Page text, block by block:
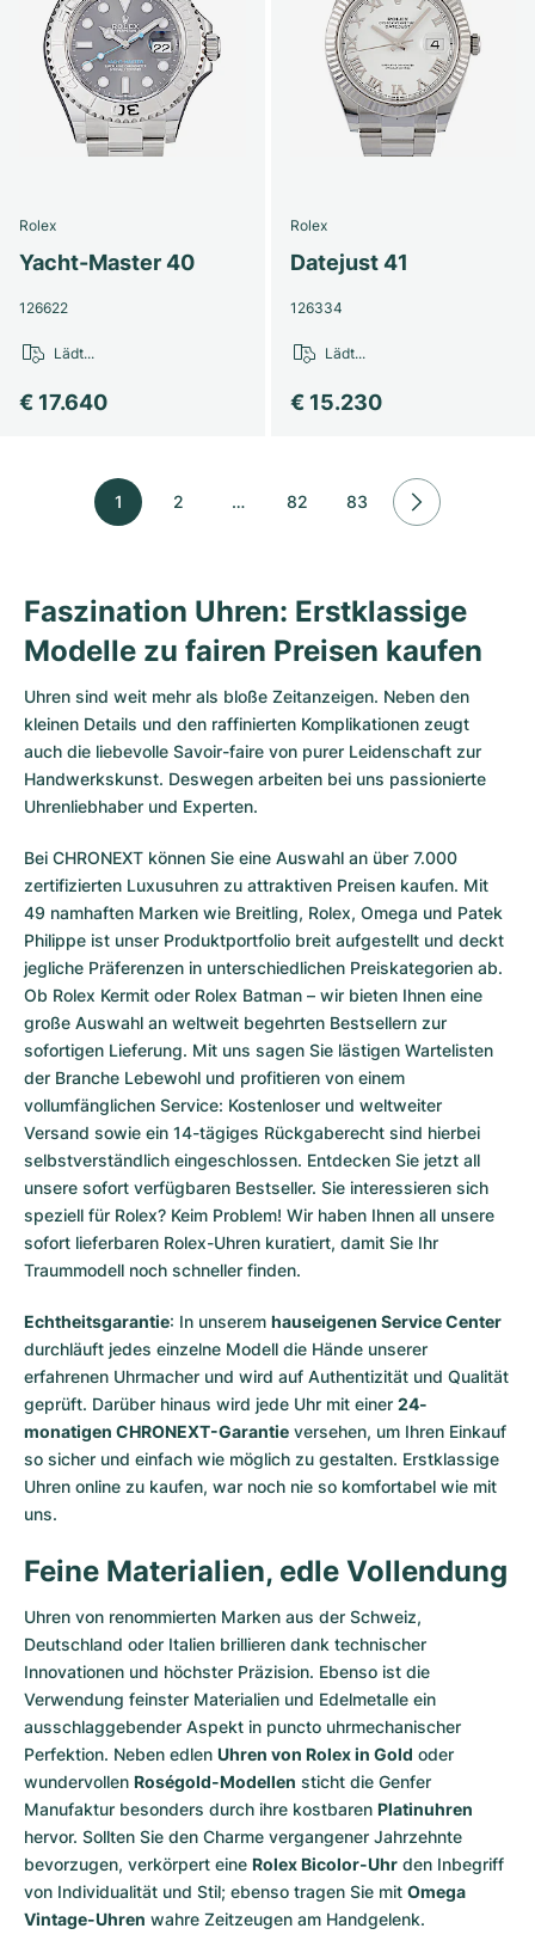
Rolex
Yacht-Master 40
126622
€ 17.640
Lädt...
Rolex
Datejust 41
126334
€ 15.230
Lädt...
1 2 … 82 83
Faszination Uhren: Erstklassige
Modelle zu fairen Preisen kaufen
Uhren sind weit mehr als bloße Zeitanzeigen. Neben den
kleinen Details und den raffinierten Komplikationen zeugt
auch die liebevolle Savoir-faire von purer Leidenschaft zur
Handwerkskunst. Deswegen arbeiten bei uns passionierte
Uhrenliebhaber und Experten.
Bei CHRONEXT können Sie eine Auswahl an über 7.000
zertifizierten Luxusuhren zu attraktiven Preisen kaufen. Mit
49 namhaften Marken wie Breitling, Rolex, Omega und Patek
Philippe ist unser Produktportfolio breit aufgestellt und deckt
jegliche Präferenzen in unterschiedlichen Preiskategorien ab.
Ob Rolex Kermit oder Rolex Batman – wir bieten Ihnen eine
große Auswahl an weltweit begehrten Bestsellern zur
sofortigen Lieferung. Mit uns sagen Sie lästigen Wartelisten
der Branche Lebewohl und profitieren von einem
vollumfänglichen Service: Kostenloser und weltweiter
Versand sowie ein 14-tägiges Rückgaberecht sind hierbei
selbstverständlich eingeschlossen. Entdecken Sie jetzt all
unsere sofort verfügbaren Bestseller. Sie interessieren sich
speziell für Rolex? Keim Problem! Wir haben Ihnen all unsere
sofort lieferbaren Rolex-Uhren kuratiert, damit Sie Ihr
Traummodell noch schneller finden.
Echtheitsgarantie: In unserem hauseigenen Service Center
durchläuft jedes einzelne Modell die Hände unserer
erfahrenen Uhrmacher und wird auf Authentizität und Qualität
geprüft. Darüber hinaus wird jede Uhr mit einer 24-
monatigen CHRONEXT-Garantie versehen, um Ihren Einkauf
so sicher und einfach wie möglich zu gestalten. Erstklassige
Uhren online zu kaufen, war noch nie so komfortabel wie mit
uns.
Feine Materialien, edle Vollendung
Uhren von renommierten Marken aus der Schweiz,
Deutschland oder Italien brillieren dank technischer
Innovationen und höchster Präzision. Ebenso ist die
Verwendung feinster Materialien und Edelmetalle ein
ausschlaggebender Aspekt in puncto uhrmechanischer
Perfektion. Neben edlen Uhren von Rolex in Gold oder
wundervollen Roségold-Modellen sticht die Genfer
Manufaktur besonders durch ihre kostbaren Platinuhren
hervor. Sollten Sie den Charme vergangener Jahrzehnte
bevorzugen, verkörpert eine Rolex Bicolor-Uhr den Inbegriff
von Individualität und Stil; ebenso tragen Sie mit Omega
Vintage-Uhren wahre Zeitzeugen am Handgelenk.